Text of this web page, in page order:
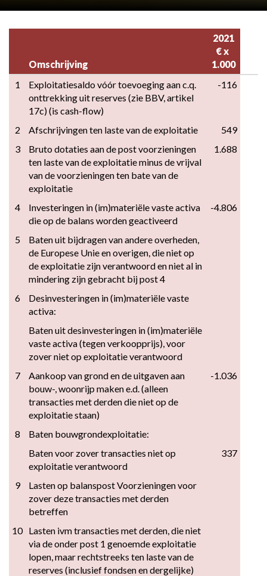
Omschrijving
2021
€ x
1.000
1
Exploitatiesaldo vóór toevoeging aan c.q.
onttrekking uit reserves (zie BBV, artikel
17c) (is cash-flow)
-116
2 Afschrijvingen ten laste van de exploitatie
549
3
Bruto dotaties aan de post voorzieningen
ten laste van de exploitatie minus de vrijval
van de voorzieningen ten bate van de
exploitatie
1.688
4
Investeringen in (im)materiële vaste activa
die op de balans worden geactiveerd
-4.806
5
Baten uit bijdragen van andere overheden,
de Europese Unie en overigen, die niet op
de exploitatie zijn verantwoord en niet al in
mindering zijn gebracht bij post 4
6
Desinvesteringen in (im)materiële vaste
activa:
Baten uit desinvesteringen in (im)materiële
vaste activa (tegen verkoopprijs), voor
zover niet op exploitatie verantwoord
7
Aankoop van grond en de uitgaven aan
bouw-, woonrijp maken e.d. (alleen
transacties met derden die niet op de
exploitatie staan)
-1.036
8
Baten bouwgrondexploitatie:
Baten voor zover transacties niet op
exploitatie verantwoord
337
9
Lasten op balanspost Voorzieningen voor
zover deze transacties met derden
betreffen
10 Lasten ivm transacties met derden, die niet
via de onder post 1 genoemde exploitatie
lopen, maar rechtstreeks ten laste van de
reserves (inclusief fondsen en dergelijke)